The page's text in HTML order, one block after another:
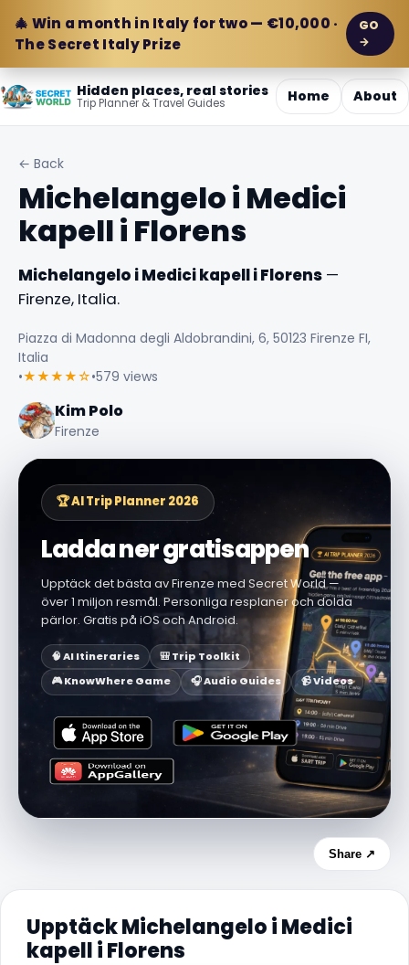
🎄 Win a month in Italy for two — €10,000 ·
The Secret Italy Prize
GO
→
Hidden places, real stories
Trip Planner & Travel Guides Home About
← Back
Michelangelo i Medici
kapell i Florens
Michelangelo i Medici kapell i Florens —
Firenze, Italia.
Piazza di Madonna degli Aldobrandini, 6, 50123 Firenze FI,
Italia
•★★★★☆•579 views
Kim Polo
Firenze
🏆 AI Trip Planner 2026
Ladda ner gratisappen
Upptäck det bästa av Firenze med Secret World —
över 1 miljon resmål. Personliga resplaner och dolda
pärlor. Gratis på iOS och Android.
🧠 AI Itineraries
🎒 Trip Toolkit
🎮 KnowWhere Game
🎧 Audio Guides 📹 Videos
Share ↗
Upptäck Michelangelo i Medici
kapell i Florens